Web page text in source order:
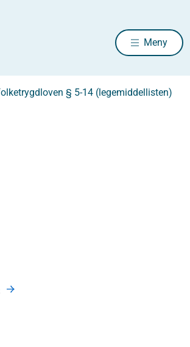
Meny
§ 5-14 (legemiddellisten)